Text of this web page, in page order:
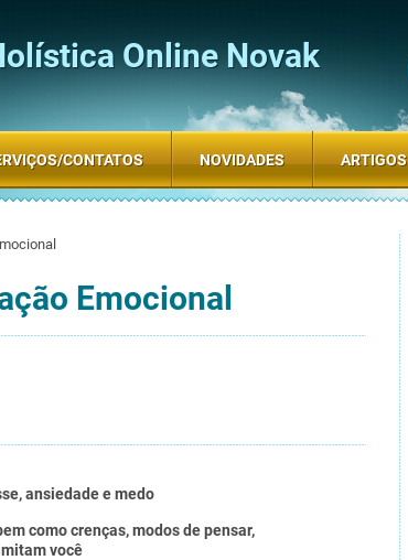
Online Novak
Emocional
ansiedade e medo
como crenças, modos de pensar,
você
CONTATOS NOVIDADES ARTIGOS